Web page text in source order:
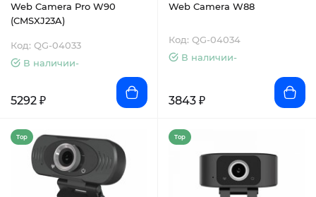
Web Camera Pro W90
(CMSXJ23A)
Код: QG-04033
В наличии-
5292 ₽
Web Camera W88
Код: QG-04034
В наличии-
3843 ₽
Top Top